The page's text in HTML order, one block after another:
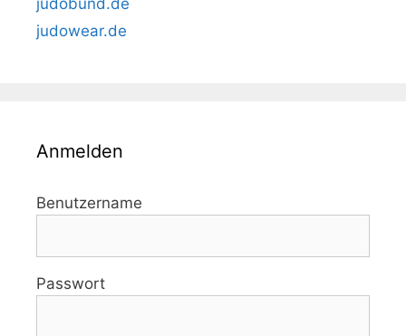
judowear.de
Anmelden
Benutzername
Passwort